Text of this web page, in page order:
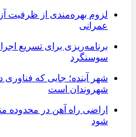
لزوم بهره‌مندی از ظرفیت
عمرانی
برنامه‌ریزی برای تسریع
سوسنگرد
شهر آینده؛ جایی که
شهروندان است
اراضی راه آهن در محدوده
شود